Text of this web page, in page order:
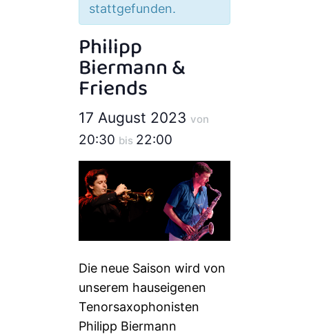
stattgefunden.
Philipp
Biermann &
Friends
17 August 2023von
20:30 bis 22:00
Die neue Saison wird von
unserem hauseigenen
Tenorsaxophonisten
Philipp Biermann